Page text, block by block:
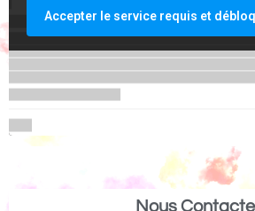
Accepter le service requis et
Nous